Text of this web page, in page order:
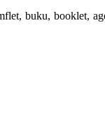
buku, booklet,